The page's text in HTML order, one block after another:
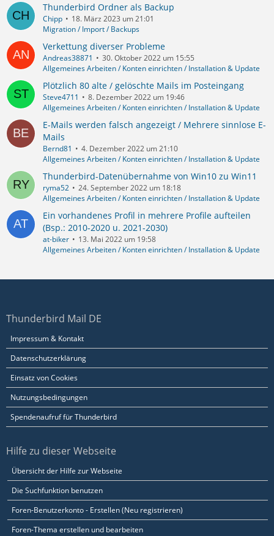
Thunderbird Ordner als Backup
Chipp
18. März 2023 um 21:01
Migration / Import / Backups
Verkettung diverser Probleme
Andreas38871
30. Oktober 2022 um 15:55
Allgemeines Arbeiten / Konten einrichten / Installation & Update
Plötzlich 80 alte / gelöschte Mails im Posteingang
Steve4711
8. Dezember 2022 um 19:46
Allgemeines Arbeiten / Konten einrichten / Installation & Update
E-Mails werden falsch angezeigt / Mehrere sinnlose E-
Mails
Bernd81
4. Dezember 2022 um 21:10
Allgemeines Arbeiten / Konten einrichten / Installation & Update
Thunderbird-Datenübernahme von Win10 zu Win11
ryma52
24. September 2022 um 18:18
Allgemeines Arbeiten / Konten einrichten / Installation & Update
Ein vorhandenes Profil in mehrere Profile aufteilen
(Bsp.: 2010-2020 u. 2021-2030)
at-biker
13. Mai 2022 um 19:58
Allgemeines Arbeiten / Konten einrichten / Installation & Update
Thunderbird Mail DE
Impressum & Kontakt
Datenschutzerklärung
Einsatz von Cookies
Nutzungsbedingungen
Spendenaufruf für Thunderbird
Hilfe zu dieser Webseite
Übersicht der Hilfe zur Webseite
Die Suchfunktion benutzen
Foren-Benutzerkonto - Erstellen (Neu registrieren)
Foren-Thema erstellen und bearbeiten